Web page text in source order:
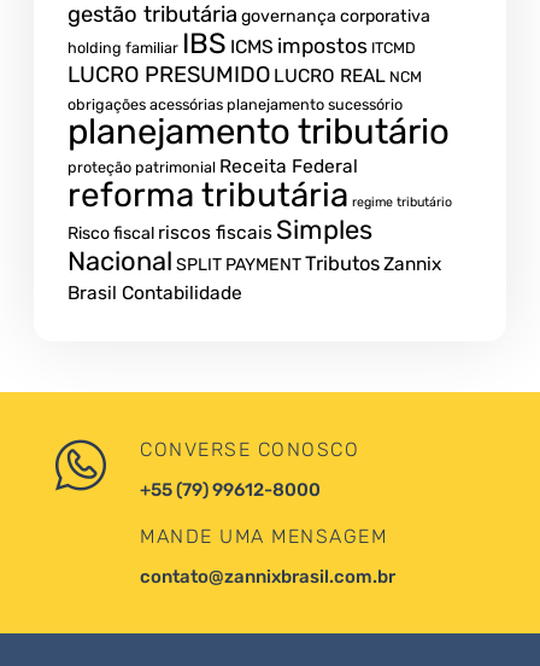
gestão tributária governança corporativa
holding familiar IBS ICMS impostos ITCMD
LUCRO PRESUMIDO LUCRO REAL NCM
obrigações acessórias planejamento sucessório
planejamento tributário
proteção patrimonial Receita Federal
reforma tributária regime tributário
Risco fiscal riscos fiscais Simples
Nacional SPLIT PAYMENTTributosZannix
Brasil Contabilidade
CONVERSE CONOSCO
+55 (79) 99612-8000
MANDE UMA MENSAGEM
contato@zannixbrasil.com.br